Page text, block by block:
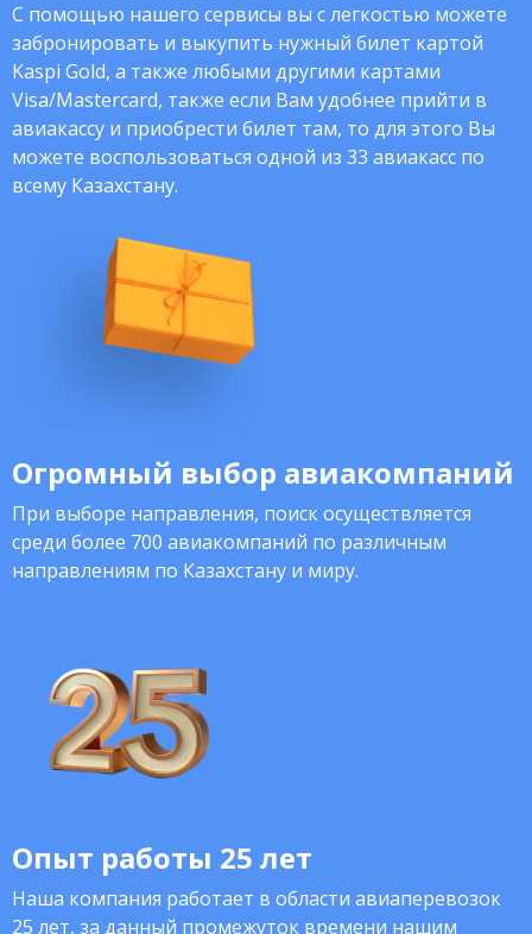
С помощью нашего сервисы вы с легкостью можете
забронировать и выкупить нужный билет картой
Kaspi Gold, а также любыми другими картами
Visa/Mastercard, также если Вам удобнее прийти в
авиакассу и приобрести билет там, то для этого Вы
можете воспользоваться одной из 33 авиакасс по
всему Казахстану.
Огромный выбор авиакомпаний
При выборе направления, поиск осуществляется
среди более 700 авиакомпаний по различным
направлениям по Казахстану и миру.
Опыт работы 25 лет
Наша компания работает в области авиаперевозок
25 лет, за данный промежуток времени нашим